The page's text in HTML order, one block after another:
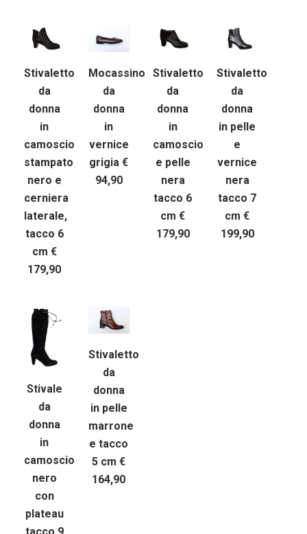
Stivaletto
da
donna
in
camoscio
stampato
nero e
cerniera
laterale,
tacco 6
cm €
179,90
Mocassino
da
donna
in
vernice
grigia €
94,90
Stivaletto
da
donna
in
camoscio
e pelle
nera
tacco 6
cm €
179,90
Stivaletto
da
donna
in pelle
e
vernice
nera
tacco 7
cm €
199,90
Stivale
da
donna
in
camoscio
nero
con
plateau
Stivaletto
da
donna
in pelle
marrone
e tacco
5 cm €
164,90